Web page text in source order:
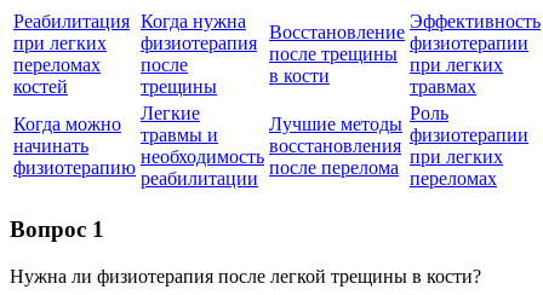
Реабилитация
при легких
переломах
костей
Когда нужна
физиотерапия
после
трещины
Восстановление
после трещины
в кости
Эффективность
физиотерапии
при легких
травмах
Когда можно
начинать
физиотерапию
Легкие
травмы и
необходимость
реабилитации
Лучшие методы
восстановления
после перелома
Роль
физиотерапии
при легких
переломах
Вопрос 1
Нужна ли физиотерапия после легкой трещины в кости?